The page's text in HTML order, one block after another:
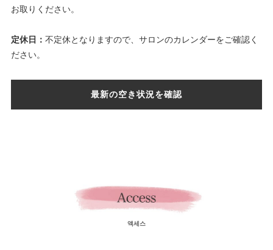
お取りください。
定休日： 不定休となりますので、サロンのカレンダーをご確認く
ださい。
最新の空き状況を確認
액세스